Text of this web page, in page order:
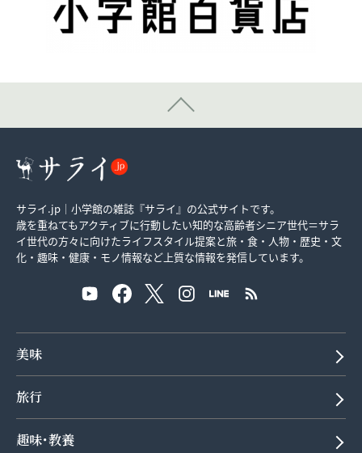
サライ.jp｜小学館の雑誌『サライ』の公式サイトです。
歳を重ねてもアクティブに行動したい知的な高齢者シニア世代＝サラ
イ世代の方々に向けたライフスタイル提案と旅・食・人物・歴史・文
化・趣味・健康・モノ情報など上質な情報を発信しています。
美味
旅行
趣味･教養